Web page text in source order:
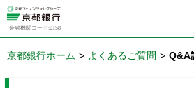
金融機関コード:0158
京都銀行ホーム > よくあるご質問 > Q&A